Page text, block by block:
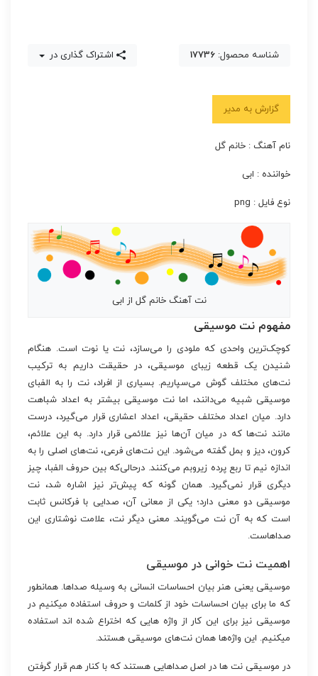
شناسه محصول: 17736 اشتراک گذاری در
گزارش به مدیر
نام آهنگ : خانم گل
خواننده : ابی
نوع فایل : png
نت آهنگ خانم گل از ابی
مفهوم نت موسیقی
کوچک‌ترین واحدی که ملودی را می‌سازد، نت یا نوت است. هنگام
شنیدن یک قطعه زیبای موسیقی، در حقیقت داریم به ترکیب
نت‌های مختلف گوش می‌سپاریم. بسیاری از افراد، نت را به الفبای
موسیقی شبیه می‌دانند، اما نت موسیقی بیشتر به اعداد شباهت
دارد. میان اعداد مختلف حقیقی، اعداد اعشاری قرار می‌گیرد، درست
مانند نت‌ها که در میان آن‌ها نیز علائمی قرار دارد. به این علائم،
کرون، دیز و بمل گفته می‌شود. این نت‌های فرعی، نت‌های اصلی را به
اندازه نیم تا ربع پرده زیروبم می‌کنند. درحالی‌که بین حروف الفبا، چیز
دیگری قرار نمی‌گیرد. همان گونه که پیش‌تر نیز اشاره شد، نت
موسیقی دو معنی دارد؛ یکی از معانی آن، صدایی با فرکانس ثابت
است که به آن نت می‌گویند. معنی دیگر نت، علامت نوشتاری این
صداهاست.
اهمیت نت خوانی در موسیقی
موسیقی یعنی هنر بیان احساسات انسانی به وسیله صداها. همانطور
که ما برای بیان احساسات خود از کلمات و حروف استفاده میکنیم در
موسیقی نیز برای این کار از واژه هایی که اختراع شده اند استفاده
میکنیم. این واژه‌ها همان نت‌های موسیقی هستند.
در موسیقی نت ها در اصل صداهایی هستند که با کنار هم قرار گرفتن